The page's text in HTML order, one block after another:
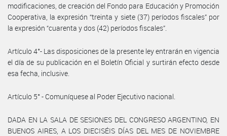
modificaciones, de creación del Fondo para Educación y Promoción
Cooperativa, la expresión “treinta y siete (37) períodos fiscales” por
la expresión “cuarenta y dos (42) períodos fiscales”.
Artículo 4°- Las disposiciones de la presente ley entrarán en vigencia
el día de su publicación en el Boletín Oficial y surtirán efecto desde
esa fecha, inclusive.
Artículo 5° - Comuníquese al Poder Ejecutivo nacional.
DADA EN LA SALA DE SESIONES DEL CONGRESO ARGENTINO, EN
BUENOS AIRES, A LOS DIECISÉIS DÍAS DEL MES DE NOVIEMBRE